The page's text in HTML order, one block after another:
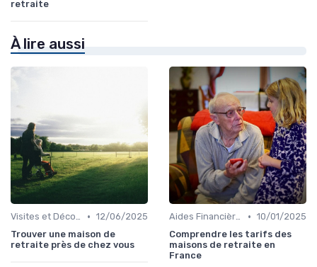
retraite
À lire aussi
Visites et Découverte • 12/06/2025
Trouver une maison de
retraite près de chez vous
Aides Financières et Subventions • 10/01/2025
Comprendre les tarifs des
maisons de retraite en
France